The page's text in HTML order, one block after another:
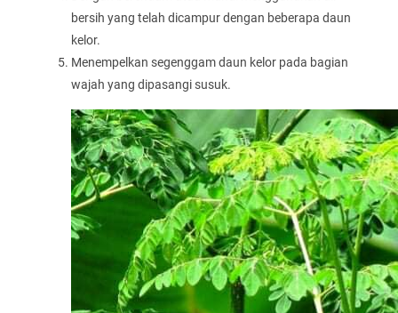
bersih yang telah dicampur dengan beberapa daun
kelor.
Menempelkan segenggam daun kelor pada bagian
wajah yang dipasangi susuk.